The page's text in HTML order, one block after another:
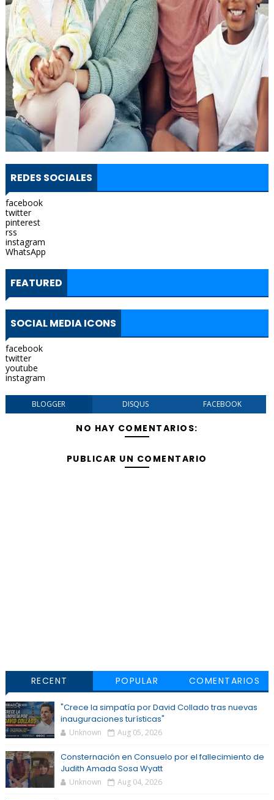
REDES SOCIALES
facebook
twitter
pinterest
rss
instagram
WhatsApp
FEATURED
SOCIAL MEDIA ICONS
facebook
twitter
youtube
instagram
BLOGGER DISQUS FACEBOOK
NO HAY COMENTARIOS:
PUBLICAR UN COMENTARIO
RECENT POPULAR COMENTARIOS
"Crece la simpatía por David Collado tras nuevas
inauguraciones turísticas"
Unknown Aug 05, 2026
Consternación en Consuelo por el fallecimiento de
Judith Amada Sosa Wyatt
Unknown Aug 04, 2026